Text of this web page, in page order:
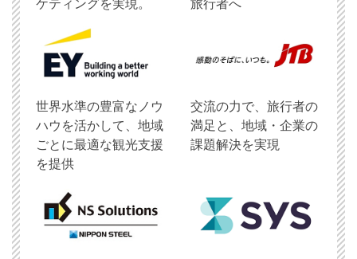
ケティングを実現。
旅行者へ
世界水準の豊富なノウ
ハウを活かして、地域
ごとに最適な観光支援
を提供
交流の力で、旅行者の
満足と、地域・企業の
課題解決を実現